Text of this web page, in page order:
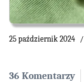
25 październik 2024
36 Komentarzy